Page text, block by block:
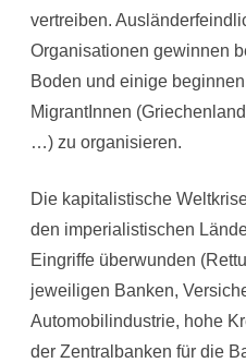
vertreiben.
Organisationen gewinnen
Boden und einige
MigrantInnen
…) zu organisieren.
Die kapitalistische
den imperialistischen
Eingriffe überwunden
jeweiligen Banken,
Automobilindustrie, hohe
der Zentralbanken für die